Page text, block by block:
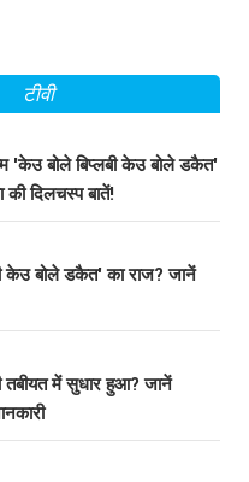
टीवी
'केउ बोले बिप्लबी केउ बोले डकैत'
दिलचस्प बातें!
केउ बोले डकैत' का राज? जानें
तबीयत में सुधार हुआ? जानें